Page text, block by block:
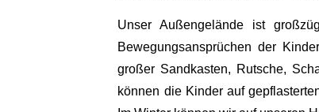
Unser Außengelände ist
Bewegungsansprüchen der
großer Sandkasten, Rutsche,
können die Kinder auf